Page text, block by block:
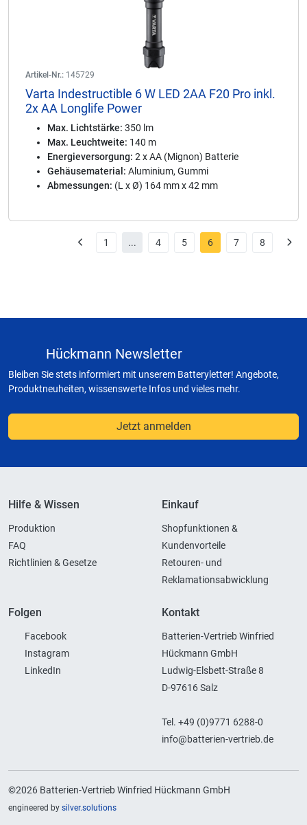
Artikel-Nr.: 145729
Varta Indestructible 6 W LED 2AA F20 Pro inkl.
2x AA Longlife Power
Max. Lichtstärke: 350 lm
Max. Leuchtweite: 140 m
Energieversorgung: 2 x AA (Mignon) Batterie
Gehäusematerial: Aluminium, Gummi
Abmessungen: (L x Ø) 164 mm x 42 mm
1 ... 4 5 6 7 8
Hückmann Newsletter
Bleiben Sie stets informiert mit unserem Batteryletter! Angebote,
Produktneuheiten, wissenswerte Infos und vieles mehr.
Jetzt anmelden
Hilfe & Wissen
Produktion
FAQ
Richtlinien & Gesetze
Einkauf
Shopfunktionen &
Kundenvorteile
Retouren- und
Reklamationsabwicklung
Folgen
Facebook
Instagram
LinkedIn
Kontakt
Batterien-Vertrieb Winfried
Hückmann GmbH
Ludwig-Elsbett-Straße 8
D-97616 Salz
Tel. +49 (0)9771 6288-0
info@batterien-vertrieb.de
©2026 Batterien-Vertrieb Winfried Hückmann GmbH
engineered by silver.solutions